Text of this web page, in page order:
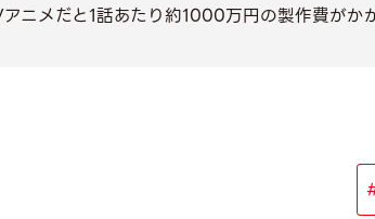
ニメだと1話あたり約1000万円の製作費がか